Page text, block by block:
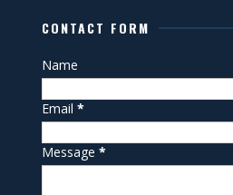
CONTACT FORM
Name
Email*
Message*